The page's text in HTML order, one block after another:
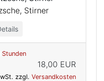
Stirner
18,00 EUR
zzgl. Versandkosten